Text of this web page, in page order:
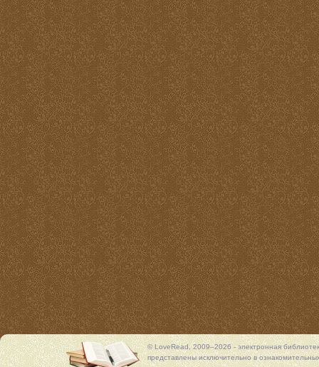
© LoveRead, 2009–2026 - электронная
представлены исключительно в